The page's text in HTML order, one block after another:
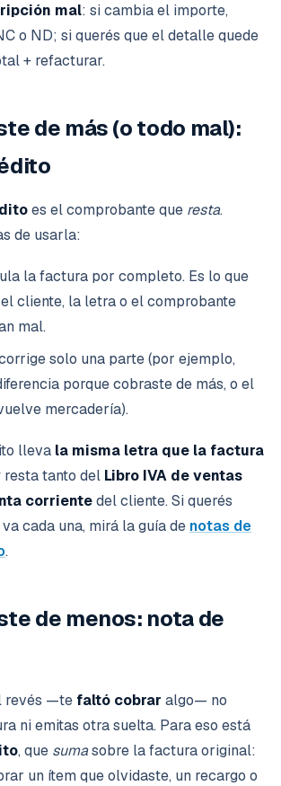
mal: si cambia el importe,
o ND; si querés que el detalle quede
+ refacturar.
de más (o todo mal):
es el comprobante que resta.
de usarla:
la factura por completo. Es lo que
cliente, la letra o el comprobante
mal.
solo una parte (por ejemplo,
porque cobraste de más, o el
mercadería).
lleva la misma letra que la factura
resta tanto del Libro IVA de ventas
corrientedel cliente. Si querés
cada una, mirá la guía de notas de
.
de menos: nota de
revés —te faltó cobrar algo— no
ni emitas otra suelta. Para eso está
, que sumasobre la factura original:
un ítem que olvidaste, un recargo o